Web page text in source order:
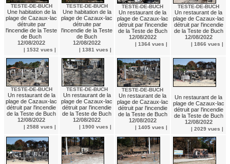
TESTE-DE-BUCH
Une habitation de la
plage de Cazaux-lac
détruite par
l'incendie de la Teste
de Buch
12/08/2022
| 1532 vues |
TESTE-DE-BUCH
Une habitation de la
plage de Cazaux-lac
détruite par
l'incendie de la Teste
de Buch
12/08/2022
| 1381 vues |
TESTE-DE-BUCH
Un restaurant de la
plage de Cazaux-lac
détruit par l'incendie
de la Teste de Buch
12/08/2022
| 1364 vues |
TESTE-DE-BUCH
Un restaurant de la
plage de Cazaux-lac
détruit par l'incendie
de la Teste de Buch
12/08/2022
| 1866 vues |
TESTE-DE-BUCH
Un restaurant de la
plage de Cazaux-lac
détruit par l'incendie
de la Teste de Buch
12/08/2022
| 2588 vues |
TESTE-DE-BUCH
Un restaurant de la
plage de Cazaux-lac
détruit par l'incendie
de la Teste de Buch
12/08/2022
| 1900 vues |
TESTE-DE-BUCH
Un restaurant de la
plage de Cazaux-lac
détruit par l'incendie
de la Teste de Buch
12/08/2022
| 1405 vues |
Un restaurant de la
plage de Cazaux-lac
détruit par l'incendie
de la Teste de Buch
12/08/2022
| 2029 vues |